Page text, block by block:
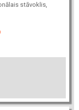
stāvoklis,